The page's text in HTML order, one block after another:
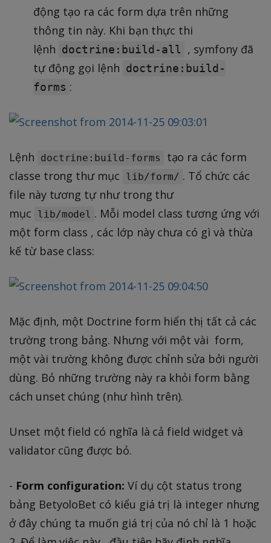
động tạo ra các form dựa trên những
thông tin này. Khi bạn thực thi
lệnh doctrine:build-all
, symfony đã
tự động gọi lệnh doctrine:build-
forms :
Lệnh doctrine:build-forms
tạo ra các form
classe trong thư mục
lib/form/ . Tổ chức các
file này tương tự như trong thư
mục
lib/model . Mỗi model class tương ứng với
một form class , các lớp này chưa có gì và thừa
kế từ base class:
Mặc định, một Doctrine form hiển thị tất cả các
trường trong bảng. Nhưng với một vài form,
một vài trường không được chỉnh sửa bởi người
dùng. Bỏ những trường này ra khỏi form bằng
cách unset chúng (như hình trên).
Unset một field có nghĩa là cả field widget và
validator cũng được bỏ.
- Form configuration: Ví dụ cột status trong
bảng BetyoloBet có kiểu giá trị là integer nhưng
ở đây chúng ta muốn giá trị của nó chỉ là 1 hoặc